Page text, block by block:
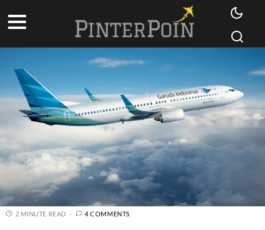
2 MINUTE READ 4 COMMENTS